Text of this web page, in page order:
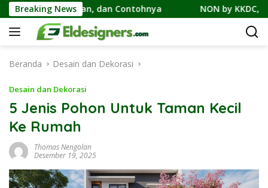
Langsung
ke
konten
Breaking News
dan Contohnya NON by KKDC, Kafe Bergaya
Beranda Desain dan Dekorasi
Desain dan Dekorasi
5 Jenis Pohon Untuk Taman Kecil
Ke Rumah
Thomas Nengolan
Desember 19, 2025